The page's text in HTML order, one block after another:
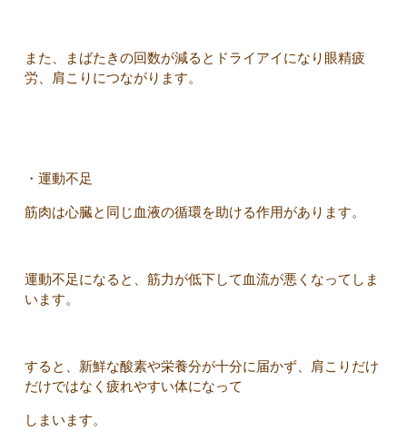
また、まばたきの回数が減るとドライアイになり眼精疲
労、肩こりにつながります。
・運動不足
筋肉は心臓と同じ血液の循環を助ける作用があります。
運動不足になると、筋力が低下して血流が悪くなってしま
います。
すると、新鮮な酸素や栄養分が十分に届かず、肩こりだけ
だけではなく疲れやすい体になって
しまいます。